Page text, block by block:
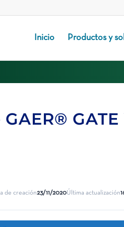
Inicio Productos y
GATE
de creación23/11/2020Última actualización